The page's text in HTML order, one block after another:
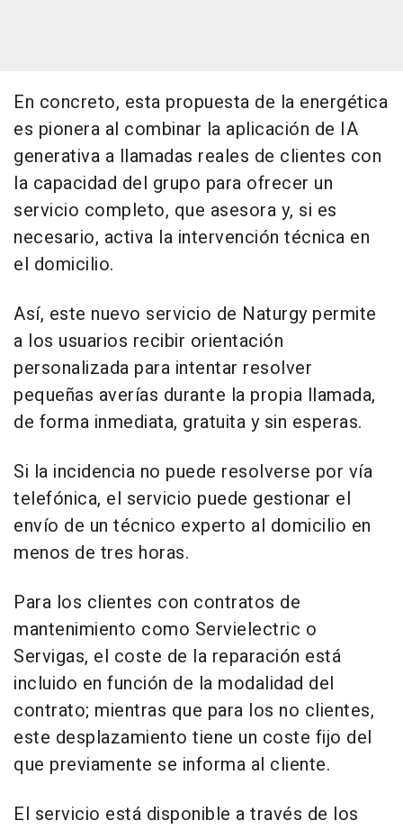
En concreto, esta propuesta de la energética
es pionera al combinar la aplicación de IA
generativa a llamadas reales de clientes con
la capacidad del grupo para ofrecer un
servicio completo, que asesora y, si es
necesario, activa la intervención técnica en
el domicilio.
Así, este nuevo servicio de Naturgy permite
a los usuarios recibir orientación
personalizada para intentar resolver
pequeñas averías durante la propia llamada,
de forma inmediata, gratuita y sin esperas.
Si la incidencia no puede resolverse por vía
telefónica, el servicio puede gestionar el
envío de un técnico experto al domicilio en
menos de tres horas.
Para los clientes con contratos de
mantenimiento como Servielectric o
Servigas, el coste de la reparación está
incluido en función de la modalidad del
contrato; mientras que para los no clientes,
este desplazamiento tiene un coste fijo del
que previamente se informa al cliente.
El servicio está disponible a través de los